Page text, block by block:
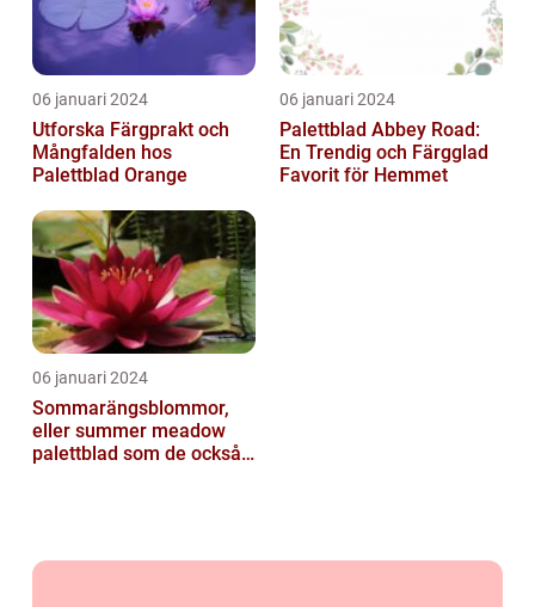
06 januari 2024
Utforska Färgprakt och
Mångfalden hos
Palettblad Orange
06 januari 2024
Palettblad Abbey Road:
En Trendig och Färgglad
Favorit för Hemmet
06 januari 2024
Sommarängsblommor,
eller summer meadow
palettblad som de också